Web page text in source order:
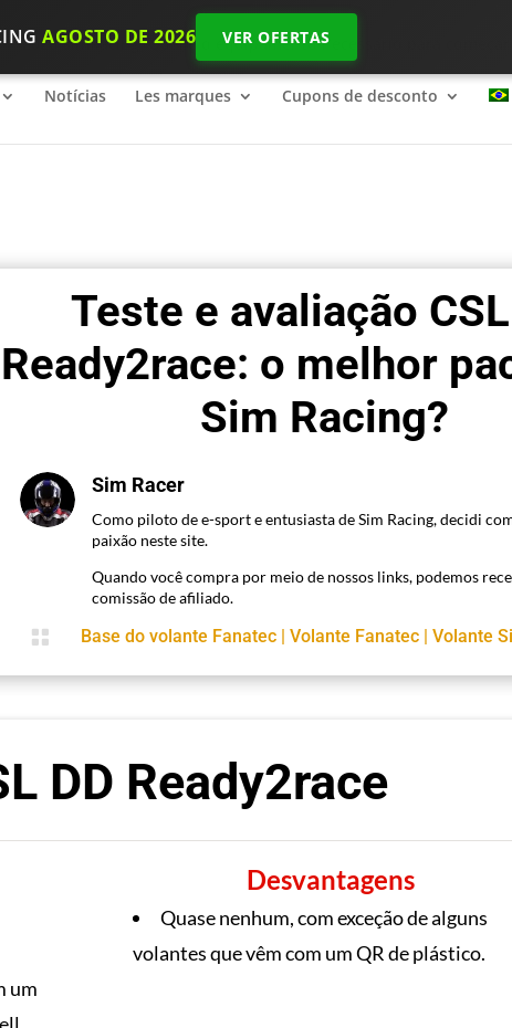
AGOSTO DE 2026 VER OFERTAS
2026 SimRacing: Qual é o equipamento necessário para começar
Notícias Les marques Cupons de desconto
Teste e avaliação
Ready2race: o melhor
Sim Racing?
Sim Racer
Como piloto de e-sport e entusiasta de Sim Racing, decidi
paixão neste site.
Quando você compra por meio de nossos links, podemos
comissão de afiliado.
 Base do volante Fanatec |Volante Fanatec |Volante
DD Ready2race
um
Desvantagens
Quase nenhum, com exceção de alguns
volantes que vêm com um QR de plástico.